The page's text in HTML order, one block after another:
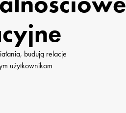
budują relacje
użytkownikom